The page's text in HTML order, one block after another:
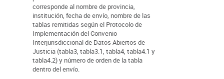
corresponde al nombre de provincia,
institución, fecha de envío, nombre de las
tablas remitidas según el Protocolo de
Implementación del Convenio
Interjurisdiccional de Datos Abiertos de
Justicia (tabla3, tabla3.1, tabla4, tabla4.1 y
tabla4.2) y número de orden de la tabla
dentro del envío.